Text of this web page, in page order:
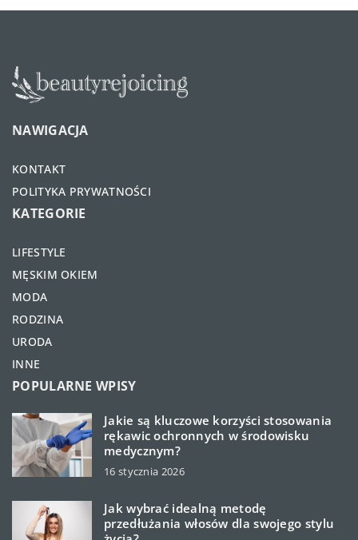
NAWIGACJA
KONTAKT
POLITYKA PRYWATNOŚCI
KATEGORIE
LIFESTYLE
MĘSKIM OKIEM
MODA
RODZINA
URODA
INNE
POPULARNE WPISY
Jakie są kluczowe korzyści stosowania
rękawic ochronnych w środowisku
medycznym?
16 stycznia 2026
Jak wybrać idealną metodę
przedłużania włosów dla swojego stylu